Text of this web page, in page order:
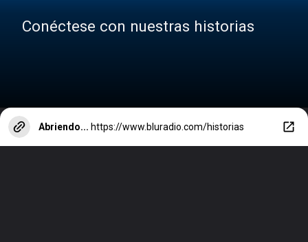
Conéctese con nuestras historias
Abriendo... https://www.bluradio.com/historias